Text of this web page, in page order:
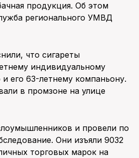
продукция. Об этом
регионального УМВД
что сигареты
индивидуальному
его 63-летнему компаньону.
в промзоне на улице
и провели по
Они изъяли 9032
торговых марок на